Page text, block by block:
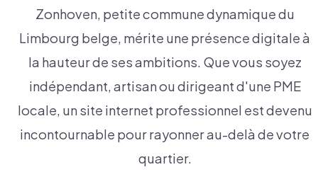
Zonhoven, petite commune dynamique du
Limbourg belge, mérite une présence digitale à
la hauteur de ses ambitions. Que vous soyez
indépendant, artisan ou dirigeant d'une PME
locale, un site internet professionnel est devenu
incontournable pour rayonner au-delà de votre
quartier.